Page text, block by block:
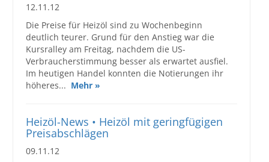
12.11.12
Die Preise für Heizöl sind zu Wochenbeginn
deutlich teurer. Grund für den Anstieg war die
Kursralley am Freitag, nachdem die US-
Verbraucherstimmung besser als erwartet ausfiel.
Im heutigen Handel konnten die Notierungen ihr
höheres... Mehr »
Heizöl-News • Heizöl mit geringfügigen
Preisabschlägen
09.11.12